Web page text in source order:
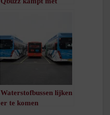
/1minuut leestijd
Waterstofbussen lijken
er te komen